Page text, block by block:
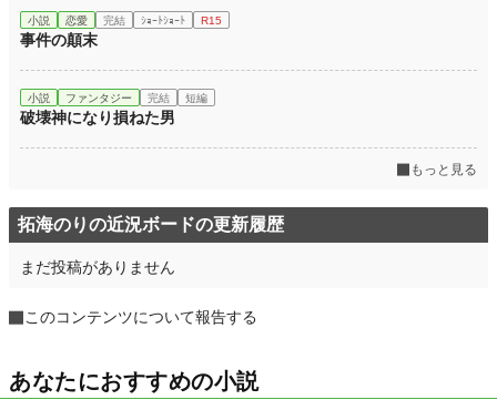
小説 恋愛 完結 ｼｮｰﾄｼｮｰﾄ R15
事件の顛末
小説 ファンタジー 完結 短編
破壊神になり損ねた男
もっと見る
拓海のりの近況ボードの更新履歴
まだ投稿がありません
このコンテンツについて報告する
あなたにおすすめの小説